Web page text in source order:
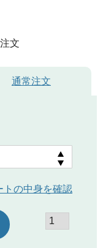
文
通常注文
トの中身を確認